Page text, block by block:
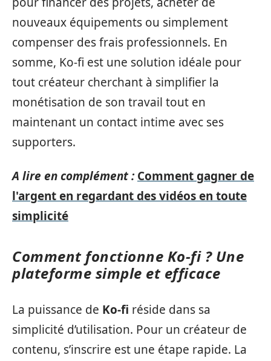
nouveaux équipements ou simplement
compenser des frais professionnels. En
somme, Ko-fi est une solution idéale pour
tout créateur cherchant à simplifier la
monétisation de son travail tout en
maintenant un contact intime avec ses
supporters.
A lire en complément : Comment gagner de
l'argent en regardant des vidéos en toute
simplicité
Comment fonctionne Ko-fi ? Une
plateforme simple et efficace
La puissance de Ko-fi réside dans sa
simplicité d’utilisation. Pour un créateur de
contenu, s’inscrire est une étape rapide. La